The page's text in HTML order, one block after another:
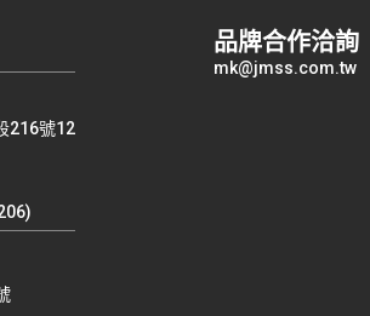
216號12
品牌合作洽詢
mk@jmss.com.tw